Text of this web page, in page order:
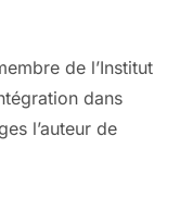
politique à la
peu de place dans
médian « , » mixte
de l’Institut
dans
l’auteur de